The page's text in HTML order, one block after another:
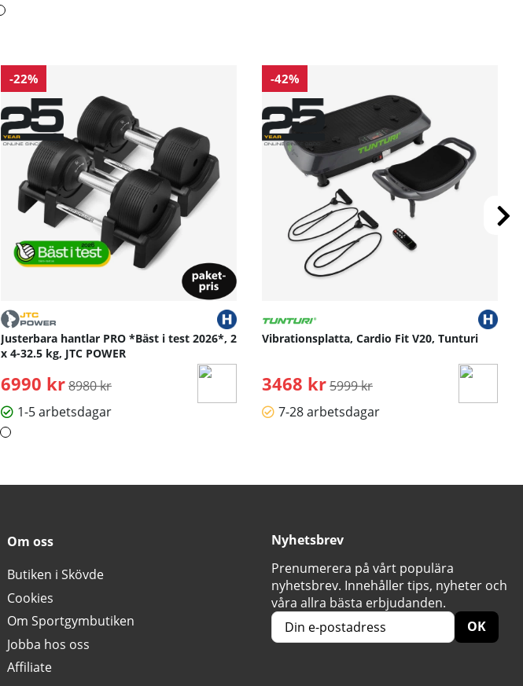
-22%
Justerbara hantlar PRO *Bäst i test 2026*, 2
x 4-32.5 kg, JTC POWER
6990 kr Ordinarie pris:
8980 kr
1-5 arbetsdagar
-42%
Vibrationsplatta, Cardio Fit V20, Tunturi
3468 kr Ordinarie pris:
5999 kr
7-28 arbetsdagar
Om oss
Butiken i Skövde
Cookies
Om Sportgymbutiken
Jobba hos oss
Affiliate
Nyhetsbrev
Prenumerera på vårt populära
nyhetsbrev. Innehåller tips, nyheter och
våra allra bästa erbjudanden.
OK